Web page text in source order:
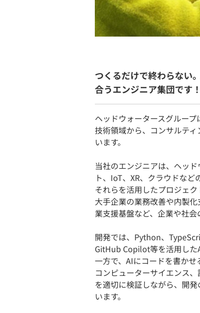
つくるだけで終わらない
合うエンジニア集団です！
ヘッドウォータースグルー
技術領域から、コンサルテ
います。
当社のエンジニアは、ヘッ
ト、IoT、XR、クラウドなど
それらを活用したプロジェク
大手企業の業務改善や内製
業支援基盤など、企業や社会
開発では、Python、
GitHub Copilot等を活用した
一方で、AIにコードを書かせ
コンピューターサイエンス
を適切に検証しながら、開
います。